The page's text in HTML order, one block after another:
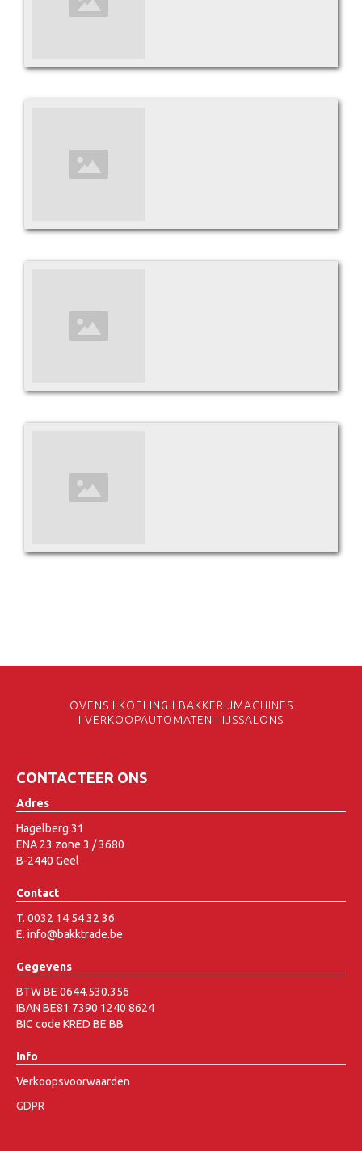
OVENS I KOELING I BAKKERIJMACHINES
I VERKOOPAUTOMATEN I IJSSALONS
CONTACTEER ONS
Adres
Hagelberg 31
ENA 23 zone 3 / 3680
B-2440 Geel
Contact
T. 0032 14 54 32 36
E. info@bakktrade.be
Gegevens
BTW BE 0644.530.356
IBAN BE81 7390 1240 8624
BIC code KRED BE BB
Info
Verkoopsvoorwaarden
GDPR